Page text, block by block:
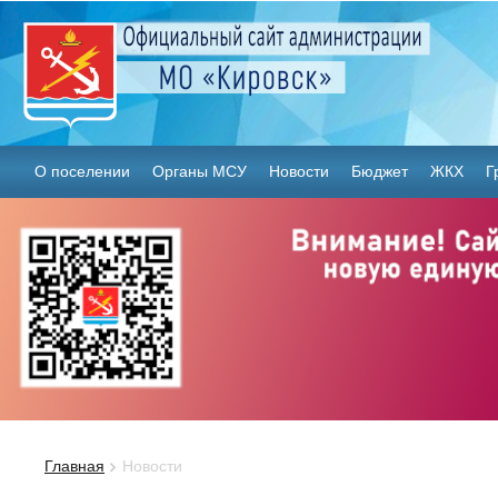
О поселении Органы МСУ Новости Бюджет ЖКХ
Главная Новости